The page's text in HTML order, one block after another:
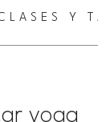
Y
yoga